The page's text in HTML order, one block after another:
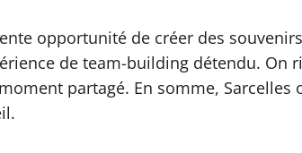
opportunité de créer des
de team-building détendu. On
partagé. En somme, Sarcelles